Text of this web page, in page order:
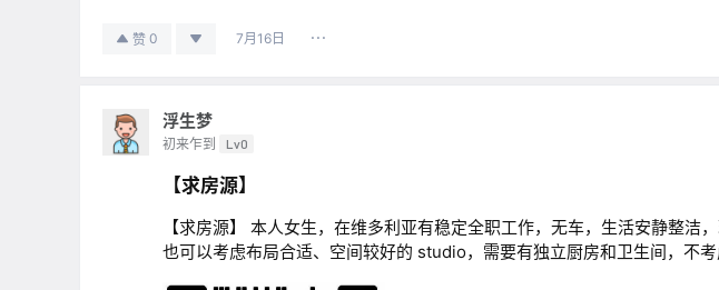
赞 0 7月16日
浮生梦
初来乍到 Lv0
【求房源】
【求房源】 本人女生，在维多利亚有稳定全职工作，无车，生活安静整洁
也可以考虑布局合适、空间较好的 studio，需要有独立厨房和卫生间，不